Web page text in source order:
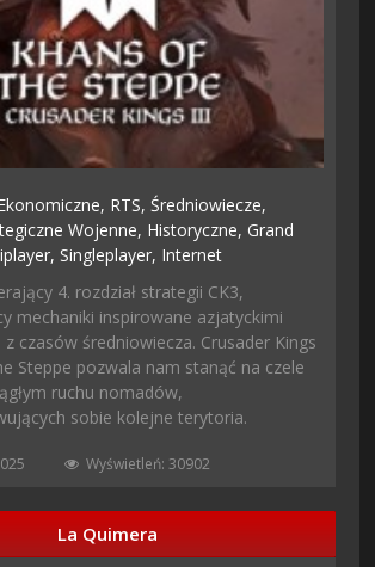
RTS, Średniowiecze,
Wojenne, Historyczne, Grand
Singleplayer, Internet
4. rozdział strategii CK3,
mechaniki inspirowane azjatyckimi
czasów średniowiecza. Crusader Kings
Steppe pozwala nam stanąć na czele
ruchu nomadów,
sobie kolejne terytoria.
Wyświetleń: 30902
La Quimera